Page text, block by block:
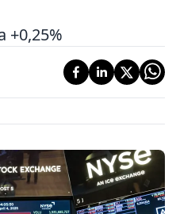
+0,25%